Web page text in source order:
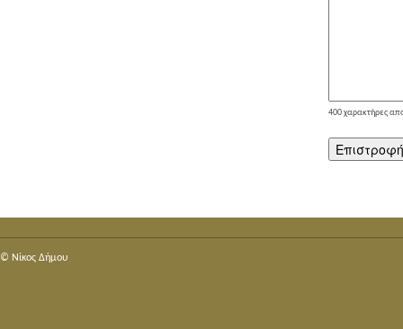
400χαρακτήρες
© Nίκος Δήμου